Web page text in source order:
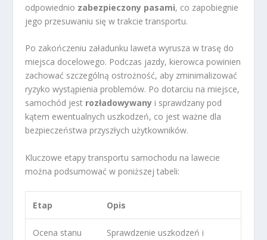
odpowiednio zabezpieczony pasami, co zapobiegnie
jego przesuwaniu się w trakcie transportu.
Po zakończeniu załadunku laweta wyrusza w trasę do
miejsca docelowego. Podczas jazdy, kierowca powinien
zachować szczególną ostrożność, aby zminimalizować
ryzyko wystąpienia problemów. Po dotarciu na miejsce,
samochód jest rozładowywany i sprawdzany pod
kątem ewentualnych uszkodzeń, co jest ważne dla
bezpieczeństwa przyszłych użytkowników.
Kluczowe etapy transportu samochodu na lawecie
można podsumować w poniższej tabeli:
Etap Opis
Ocena stanu
Sprawdzenie uszkodzeń i